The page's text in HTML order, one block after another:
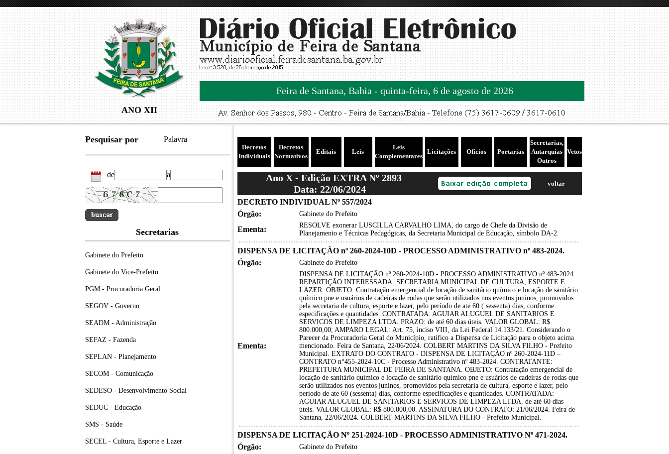
ANO XII
Feira de Santana, Bahia - quinta-feira, 6 de agosto de 2026
Pesquisar por Palavra
de a
Secretarias
Gabinete do Prefeito
Gabinete do Vice-Prefeito
PGM - Procuradoria Geral
SEGOV - Governo
SEADM - Administração
SEFAZ - Fazenda
SEPLAN - Planejamento
SECOM - Comunicação
SEDESO - Desenvolvimento Social
SEDUC - Educação
SMS - Saúde
SECEL - Cultura, Esporte e Lazer
Decretos
Individuais
Decretos
Normativos
Editais Leis
Leis
Complementares
Licitações Ofícios Portarias
Secretarias,
Autarquias
Outros
Vetos
Ano X - Edição EXTRA Nº 2893
Data: 22/06/2024
voltar
DECRETO INDIVIDUAL Nº 557/2024
Órgão:
Gabinete do Prefeito
Ementa:
RESOLVE exonerar LUSCILLA CARVALHO LIMA, do cargo de Chefe da Divisão de
Planejamento e Técnicas Pedagógicas, da Secretaria Municipal de Educação, símbolo DA-2.
DISPENSA DE LICITAÇÃO nº 260-2024-10D - PROCESSO ADMINISTRATIVO nº 483-2024.
Órgão:
Gabinete do Prefeito
Ementa:
DISPENSA DE LICITAÇÃO nº 260-2024-10D - PROCESSO ADMINISTRATIVO nº 483-2024.
REPARTIÇÃO INTERESSADA: SECRETARIA MUNICIPAL DE CULTURA, ESPORTE E
LAZER. OBJETO: Contratação emergencial de locação de sanitário químico e locação de sanitário
químico pne e usuários de cadeiras de rodas que serão utilizados nos eventos juninos, promovidos
pela secretaria de cultura, esporte e lazer, pelo período de ate 60 ( sessenta) dias, conforme
especificações e quantidades. CONTRATADA: AGUIAR ALUGUEL DE SANITARIOS E
SERVICOS DE LIMPEZA LTDA. PRAZO: de até 60 dias úteis. VALOR GLOBAL: R$
800.000,00; AMPARO LEGAL: Art. 75, inciso VIII, da Lei Federal 14.133/21. Considerando o
Parecer da Procuradoria Geral do Município, ratifico a Dispensa de Licitação para o objeto acima
mencionado. Feira de Santana, 22/06/2024. COLBERT MARTINS DA SILVA FILHO - Prefeito
Municipal. EXTRATO DO CONTRATO - DISPENSA DE LICITAÇÃO nº 260-2024-11D –
CONTRATO n°455-2024-10C - Processo Administrativo nº 483-2024. CONTRATANTE:
PREFEITURA MUNICIPAL DE FEIRA DE SANTANA. OBJETO: Contratação emergencial de
locação de sanitário químico e locação de sanitário químico pne e usuários de cadeiras de rodas que
serão utilizados nos eventos juninos, promovidos pela secretaria de cultura, esporte e lazer, pelo
período de ate 60 (sessenta) dias, conforme especificações e quantidades. CONTRATADA:
AGUIAR ALUGUEL DE SANITARIOS E SERVICOS DE LIMPEZA LTDA. de até 60 dias
úteis. VALOR GLOBAL: R$ 800.000,00. ASSINATURA DO CONTRATO: 21/06/2024. Feira de
Santana, 22/06/2024. COLBERT MARTINS DA SILVA FILHO - Prefeito Municipal.
DISPENSA DE LICITAÇÃO Nº 251-2024-10D - PROCESSO ADMINISTRATIVO Nº 471-2024.
Órgão:
Gabinete do Prefeito